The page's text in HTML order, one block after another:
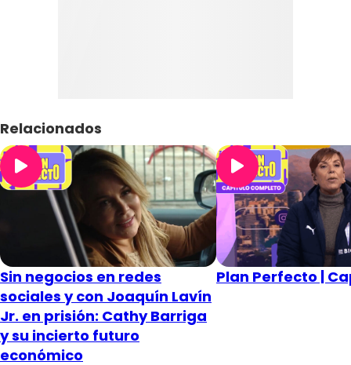
Relacionados
Sin negocios en redes
sociales y con Joaquín Lavín
Jr. en prisión: Cathy Barriga
y su incierto futuro
económico
Plan Perfecto |